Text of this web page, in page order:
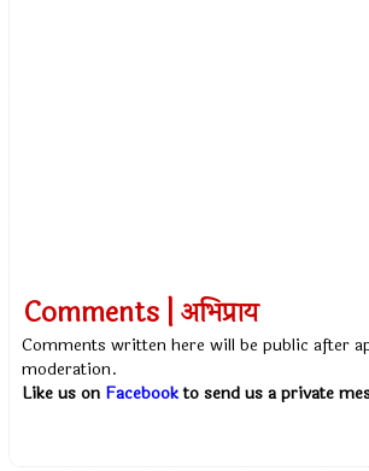
Comments | अभिप्राय
Comments written here will be public after
moderation.
Like us on Facebookto send us a private